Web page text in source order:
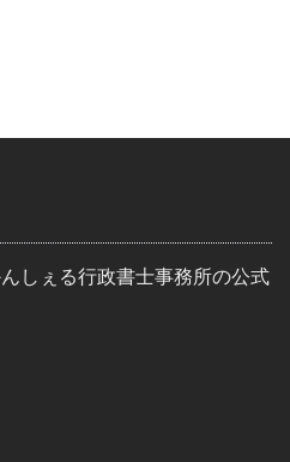
しぇる行政書士事務所の公式